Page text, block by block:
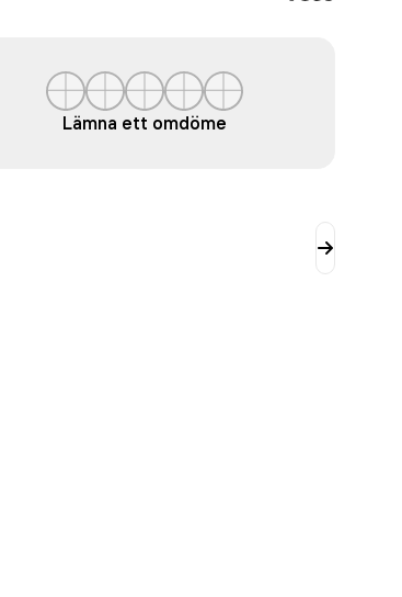
Lämna ett omdöme